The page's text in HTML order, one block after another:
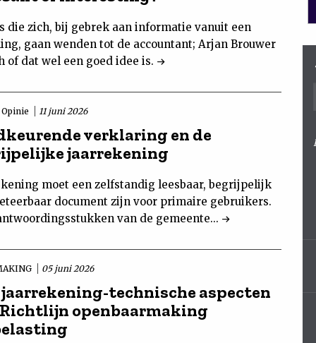
die zich, bij gebrek aan informatie vanuit een
gaan wenden tot de accountant; Arjan Brouwer
of dat wel een goed idee is.
Opinie 11 juni 2026
verklaring en de
jaarrekening
moet een zelfstandig leesbaar, begrijpelijk
document zijn voor primaire gebruikers.
van de gemeente...
05 juni 2026
technische aspecten
openbaarmaking